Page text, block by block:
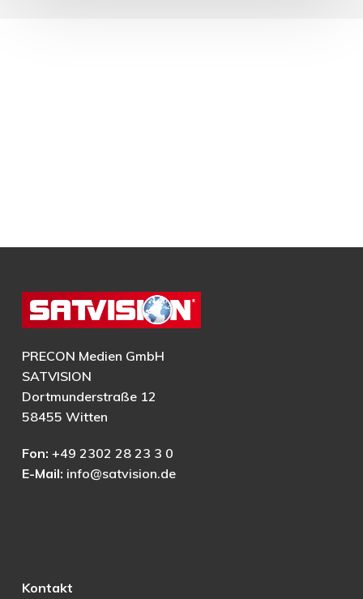
PRECON Medien GmbH
SATVISION
Dortmunderstraße 12
58455 Witten
Fon: +49 2302 28 23 3 0
E-Mail: info@satvision.de
Kontakt